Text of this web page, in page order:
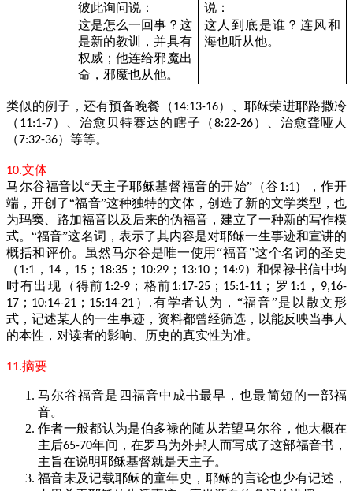
彼此询问说：
说：
这是怎么一回事？这
是新的教训，并具有
权威；他连给邪魔出
命，邪魔也从他。
这人到底是谁？连风和
海也听从他。
类似的例子，还有预备晚餐（14:13-16）、耶稣荣进耶路撒冷
（ 11:1-7）、治愈贝特赛达的瞎子（8:22-26）、治愈聋哑人
（7:32-36）等等。
10.文体
马尔谷福音以“天主子耶稣基督福音的开始”（谷1:1），作开
端，开创了“福音”这种独特的文体，创造了新的文学类型，也
为玛窦、路加福音以及后来的伪福音，建立了一种新的写作模
式。“福音”这名词，表示了其内容是对耶稣一生事迹和宣讲的
概括和评价。虽然马尔谷是唯一使用“福音”这个名词的圣史
（1:1 ， 14， 15； 18:35； 10:29； 13:10； 14:9）和保禄书信中均
时有出现（得前1:2-9 ；格前1:17-25 ； 15:1-11 ；罗 1:1 ， 9,16-
17 ； 10:14-21 ； 15:14-21 ） .有学者认为，“福音”是以散文形
式，记述某人的一生事迹，资料都曾经筛选，以能反映当事人
的本性，对读者的影响、历史的真实性为准。
11.摘要
马尔谷福音是四福音中成书最早，也最简短的一部福
音。
作者一般都认为是伯多禄的随从若望马尔谷，他大概在
主后65-70年间，在罗马为外邦人而写成了这部福音书，
主旨在说明耶稣基督就是天主子。
福音未及记载耶稣的童年史，耶稣的言论也少有记述，